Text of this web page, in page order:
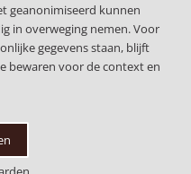
geanonimiseerd kunnen
in overweging nemen. Voor
gegevens staan, blijft
bewaren voor de context en